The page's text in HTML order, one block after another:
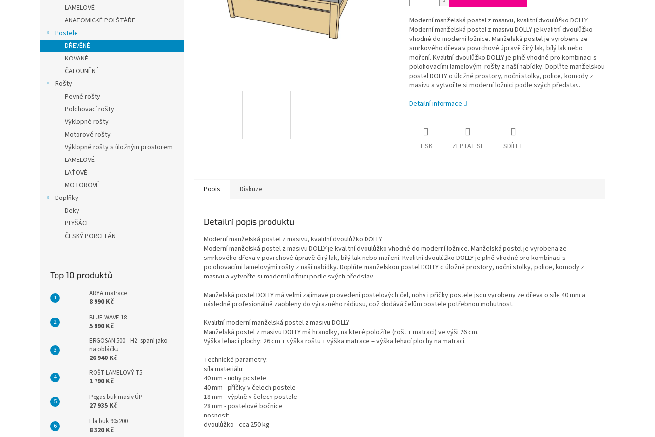
LAMELOVÉ
ANATOMICKÉ POLŠTÁŘE
Postele
DŘEVĚNÉ
KOVANÉ
ČALOUNĚNÉ
Rošty
Pevné rošty
Polohovací rošty
Výklopné rošty
Motorové rošty
Výklopné rošty s úložným prostorem
LAMELOVÉ
LAŤOVÉ
MOTOROVÉ
Doplňky
Deky
PLYŠÁCI
ČESKÝ PORCELÁN
Top 10 produktů
ARYA matrace
8 990 Kč
BLUE WAVE 18
5 990 Kč
ERGOSAN 500 - H2 -spaní jako
na obláčku
26 940 Kč
ROŠT LAMELOVÝ T5
1 790 Kč
Pegas buk masiv ÚP
27 935 Kč
Ela buk 90x200
8 320 Kč
Moderní manželská postel z masivu, kvalitní dvoulůžko DOLLY
Moderní manželská postel z masivu DOLLY je kvalitní dvoulůžko
vhodné do moderní ložnice. Manželská postel je vyrobena ze
smrkového dřeva v povrchové úpravě čirý lak, bílý lak nebo
moření. Kvalitní dvoulůžko DOLLY je plně vhodné pro kombinaci s
polohovacími lamelovými rošty z naší nabídky. Doplňte manželskou
postel DOLLY o úložné prostory, noční stolky, police, komody z
masivu a vytvořte si moderní ložnici podle svých představ.
Detailní informace
TISK ZEPTAT SE SDÍLET
Popis Diskuze
Detailní popis produktu
Moderní manželská postel z masivu, kvalitní dvoulůžko DOLLY
Moderní manželská postel z masivu DOLLY je kvalitní dvoulůžko vhodné do moderní ložnice. Manželská postel je vyrobena ze
smrkového dřeva v povrchové úpravě čirý lak, bílý lak nebo moření. Kvalitní dvoulůžko DOLLY je plně vhodné pro kombinaci s
polohovacími lamelovými rošty z naší nabídky. Doplňte manželskou postel DOLLY o úložné prostory, noční stolky, police, komody z
masivu a vytvořte si moderní ložnici podle svých představ.
Manželská postel DOLLY má velmi zajímavé provedení postelových čel, nohy i příčky postele jsou vyrobeny ze dřeva o síle 40 mm a
následně profesionálně zaobleny do výrazného rádiusu, což dodává čelům postele potřebnou mohutnost.
Kvalitní moderní manželská postel z masivu DOLLY
Manželská postel z masivu DOLLY má hranolky, na které položíte (rošt + matraci) ve výši 26 cm.
Výška lehací plochy: 26 cm + výška roštu + výška matrace = výška lehací plochy na matraci.
Technické parametry:
síla materiálu:
40 mm - nohy postele
40 mm - příčky v čelech postele
18 mm - výplně v čelech postele
28 mm - postelové bočnice
nosnost:
dvoulůžko - cca 250 kg